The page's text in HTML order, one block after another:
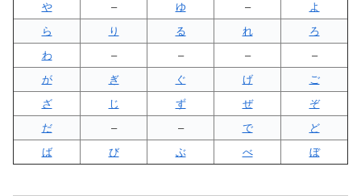
や
– ゆ –
よ
ら
り る れ
ろ
わ
– – –
–
が
ぎ ぐ げ
ご
ざ
じ ず ぜ
ぞ
だ
– – で
ど
ば
び ぶ べ ぼ